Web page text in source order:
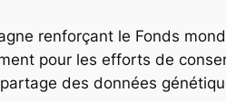
renforçant le Fonds
pour les efforts de
des données